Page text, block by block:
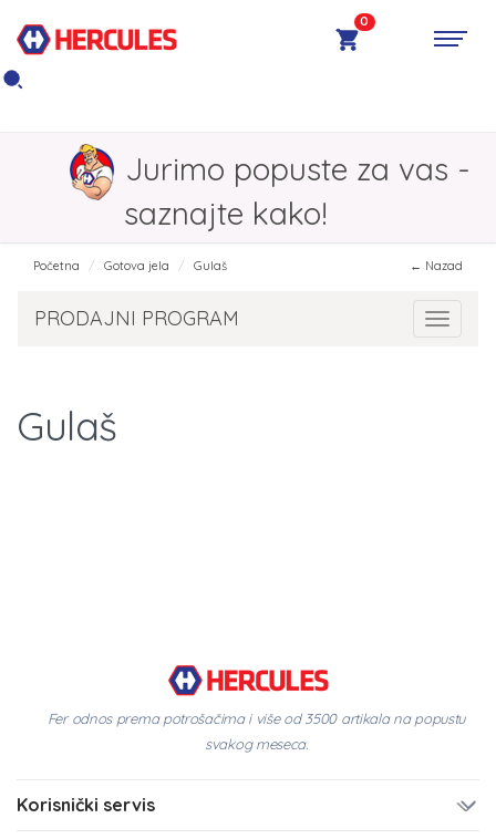
0
Jurimo popuste za vas -
saznajte kako!
Početna Gotova jela Gulaš ← Nazad
Toggle
PRODAJNI PROGRAM
Gulaš
Fer odnos prema potrošačima i više od 3500 artikala na popustu
svakog meseca.
Korisnički servis